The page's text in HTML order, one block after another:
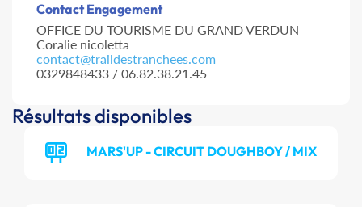
Contact Engagement
OFFICE DU TOURISME DU GRAND VERDUN
Coralie nicoletta
contact@traildestranchees.com
0329848433 / 06.82.38.21.45
Résultats disponibles
MARS'UP - CIRCUIT DOUGHBOY / MIX